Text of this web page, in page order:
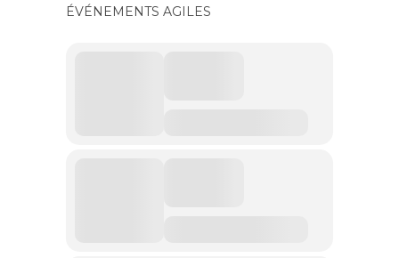
ÉVÉNEMENTS AGILES